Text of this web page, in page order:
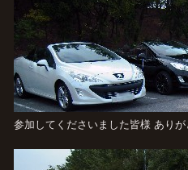
参加してくださいました皆様 ありが